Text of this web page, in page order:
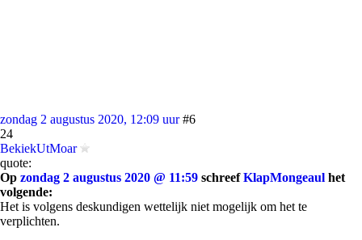
zondag 2 augustus 2020, 12:09 uur #6
24
BekiekUtMoar
quote:
Op zondag 2 augustus 2020 @ 11:59 schreefKlapMongeaul het
volgende:
Het is volgens deskundigen wettelijk niet mogelijk om het te
verplichten.